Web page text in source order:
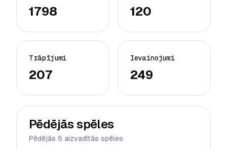
1798 120
Trāpījumi
207
Ievainojumi
249
Pēdējās spēles
Pēdējās 5 aizvadītās spēles